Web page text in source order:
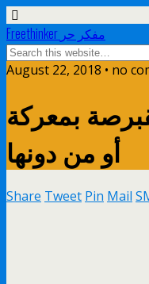
Freethinker مفكر حر
August 22, 2018 • no
بمعركة
أو من دونها
Share Tweet Pin Mail